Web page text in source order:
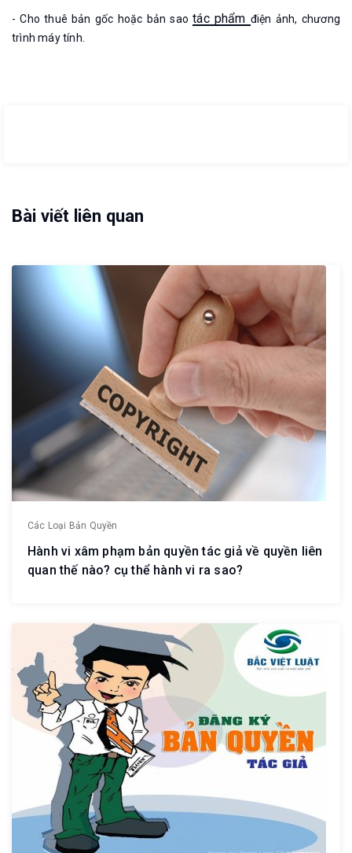
- Cho thuê bản gốc hoặc bản saotác phẩm điện ảnh, chương
trình máy tính.
Bài viết liên quan
Các Loại Bản Quyền
Hành vi xâm phạm bản quyền tác giả về quyền liên
quan thế nào? cụ thể hành vi ra sao?